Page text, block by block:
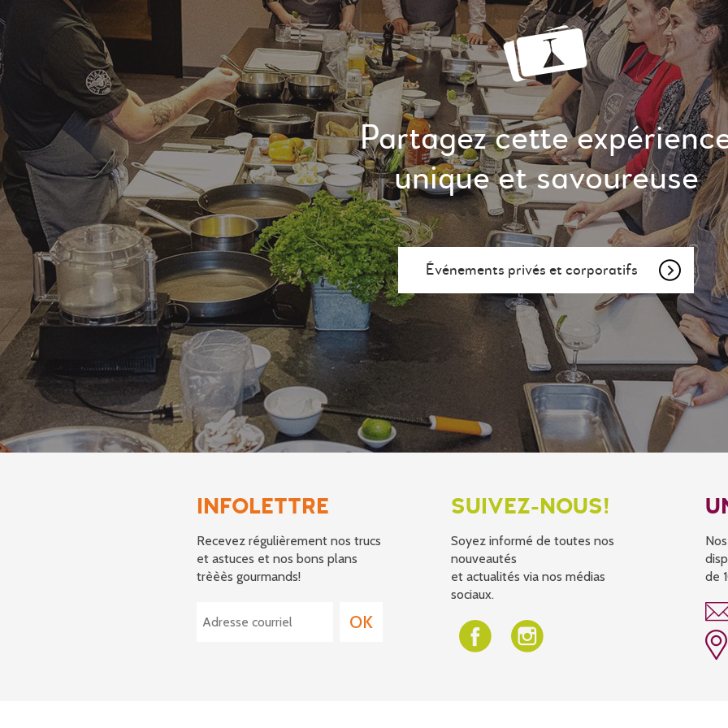
Partagez cette
unique et savoureuse
Événements privés et corporatifs
INFOLETTRE
Recevez régulièrement nos trucs
et astuces et nos bons plans
trèèès gourmands!
SUIVEZ-NOUS!
Soyez informé de toutes nos
nouveautés
et actualités via nos médias
sociaux.
de